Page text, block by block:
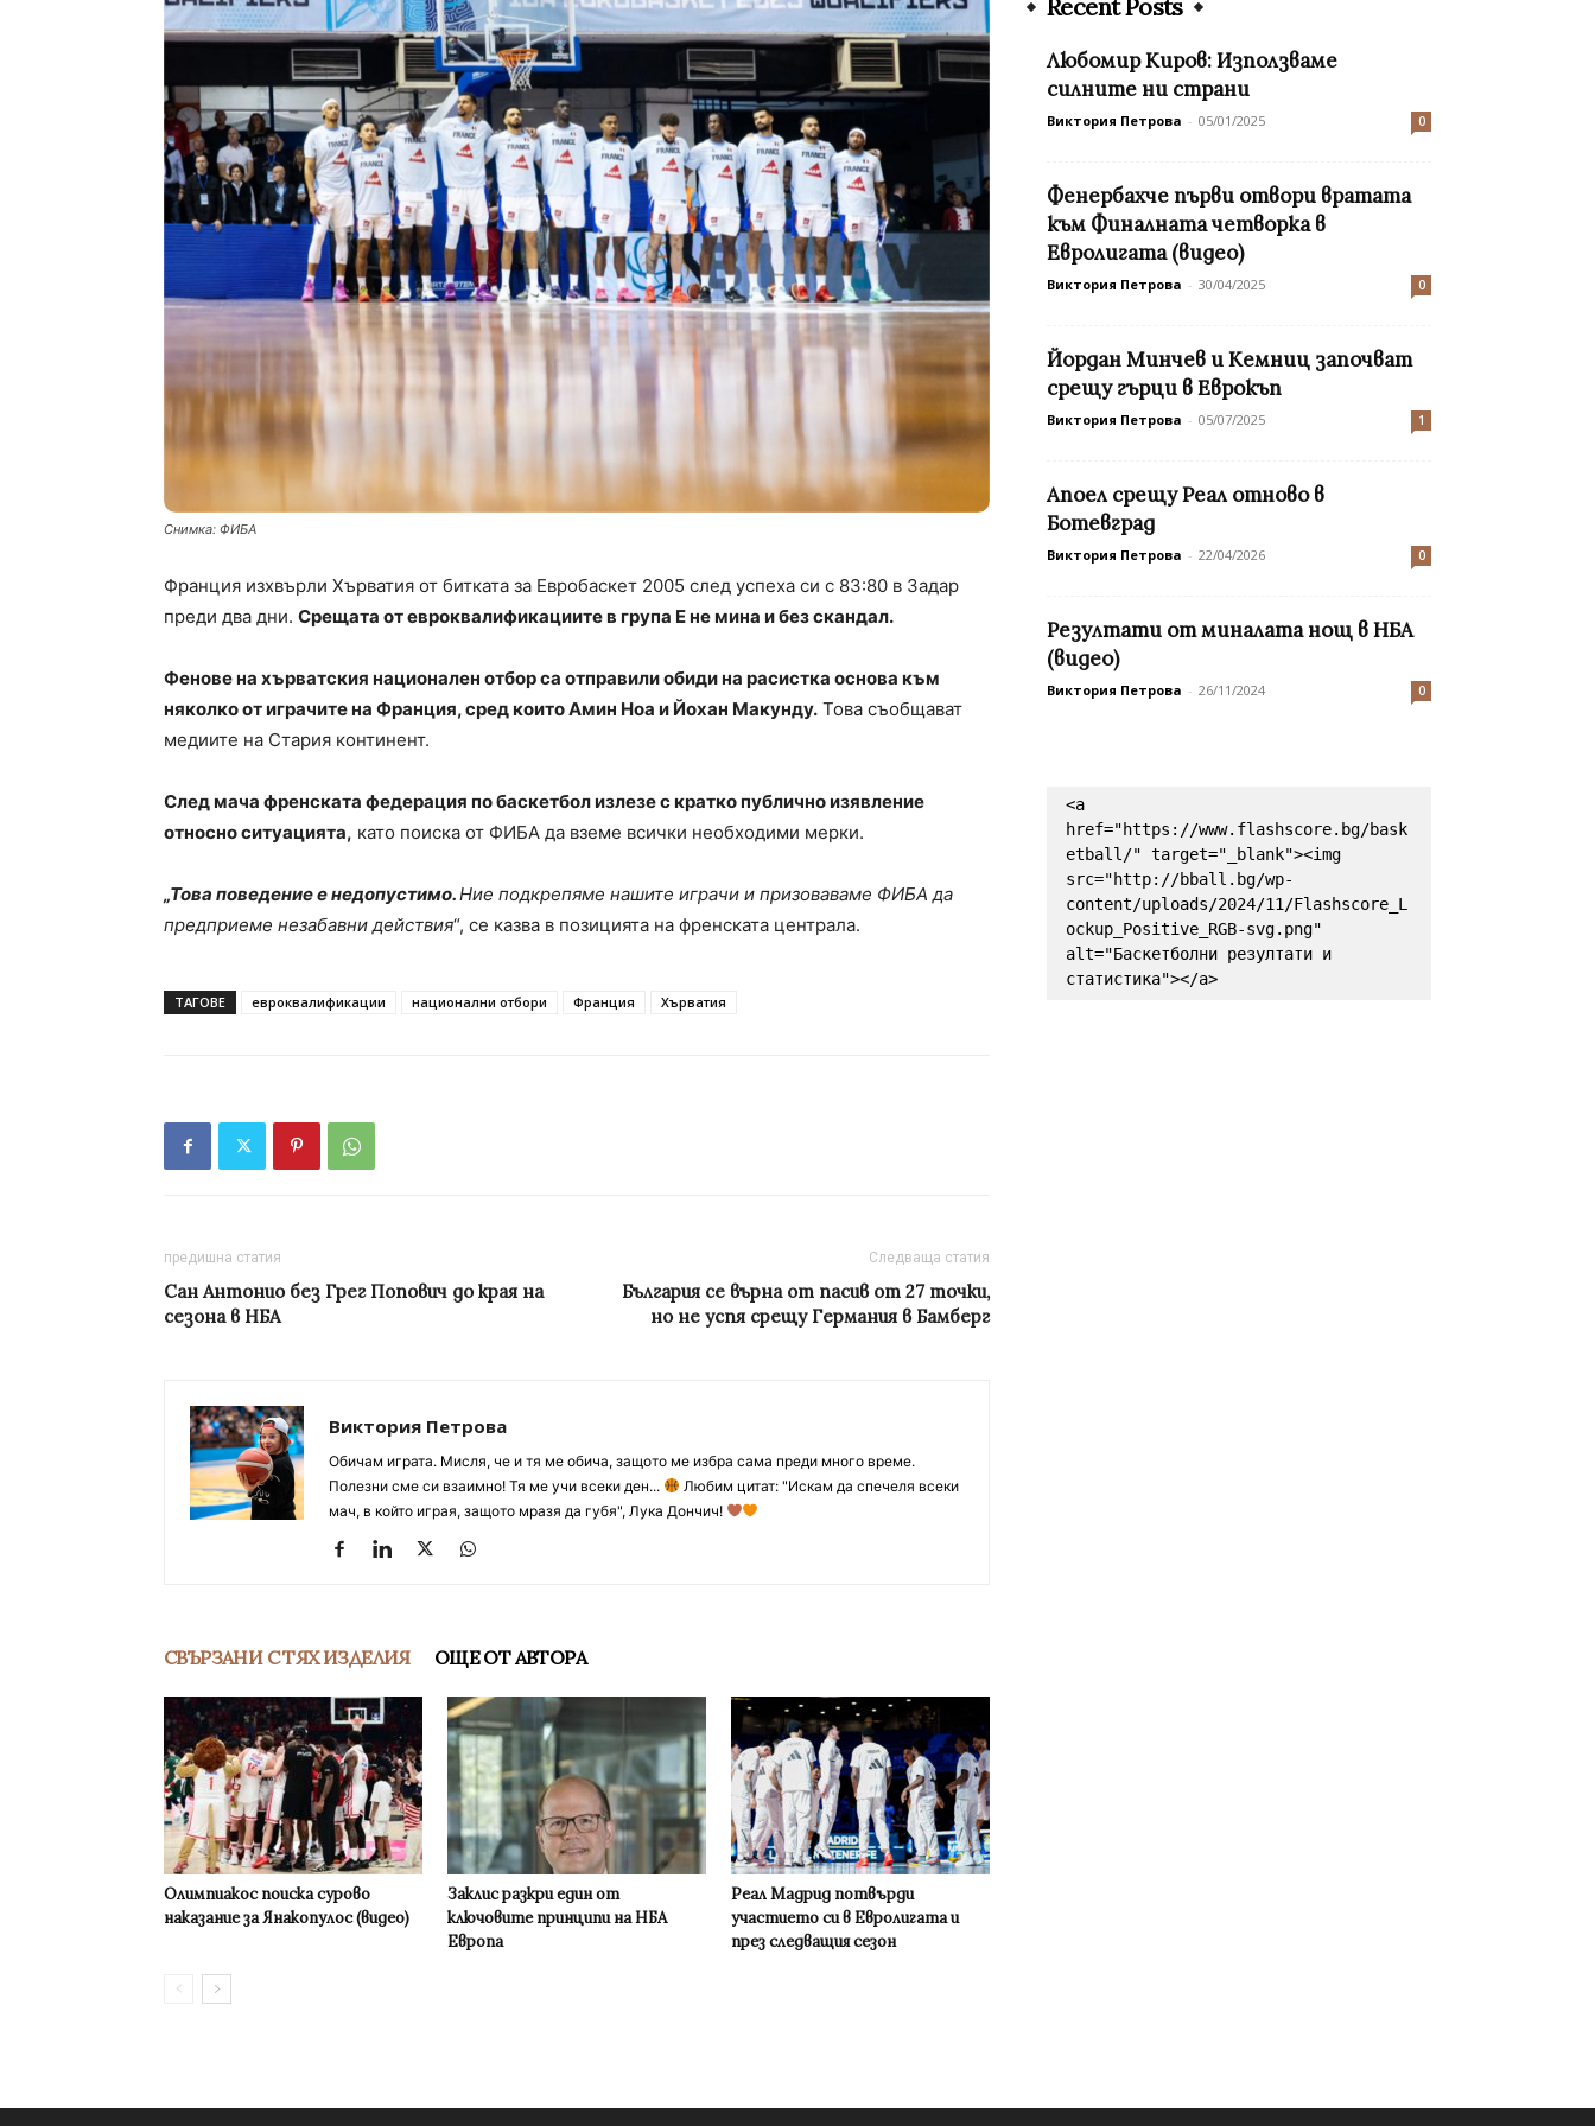
Снимка: ФИБА
Франция изхвърли Хърватия от битката за Евробаскет 2005 след успеха си с 83:80 в Задар
преди два дни. Срещата от евроквалификациите в група E не мина и без скандал.
Фенове на хърватския национален отбор са отправили обиди на расистка основа към
няколко от играчите на Франция, сред които Амин Ноа и Йохан Макунду. Това съобщават
медиите на Стария континент.
След мача френската федерация по баскетбол излезе с кратко публично изявление
относно ситуацията, като поиска от ФИБА да вземе всички необходими мерки.
„Това поведение е недопустимо.Ние подкрепяме нашите играчи и призоваваме ФИБА да
предприеме незабавни действия“, се казва в позицията на френската централа.
ТАГОВЕ евроквалификации национални отбори Франция Хърватия
предишна статия
Сан Антонио без Грег Попович до края на
сезона в НБА
Следваща статия
България се върна от пасив от 27 точки,
но не успя срещу Германия в Бамберг
Виктория Петрова
Обичам играта. Мисля, че и тя ме обича, защото ме избра сама преди много време.
Полезни сме си взаимно! Тя ме учи всеки ден...
Любим цитат: "Искам да спечеля всеки
мач, в който играя, защото мразя да губя", Лука Дончич!
СВЪРЗАНИ С ТЯХ ИЗДЕЛИЯ ОЩЕ ОТ АВТОРА
Олимпиакос поиска сурово
наказание за Янакопулос (видео)
Заклис разкри един от
ключовите принципи на НБА
Европа
Реал Мадрид потвърди
участието си в Евролигата и
през следващия сезон
Recent Posts
Любомир Киров: Използваме
силните ни страни
Виктория Петрова - 05/01/2025 0
Фенербахче първи отвори вратата
към Финалната четворка в
Евролигата (видео)
Виктория Петрова - 30/04/2025 0
Йордан Минчев и Кемниц започват
срещу гърци в Еврокъп
Виктория Петрова - 05/07/2025 1
Aпоел срещу Реал отново в
Ботевград
Виктория Петрова - 22/04/2026 0
Резултати от миналата нощ в НБА
(видео)
Виктория Петрова - 26/11/2024 0
<a
href="https://www.flashscore.bg/bask
etball/" target="_blank"><img
src="http://bball.bg/wp-
content/uploads/2024/11/Flashscore_L
ockup_Positive_RGB-svg.png"
alt="Баскетболни резултати и
статистика"></a>